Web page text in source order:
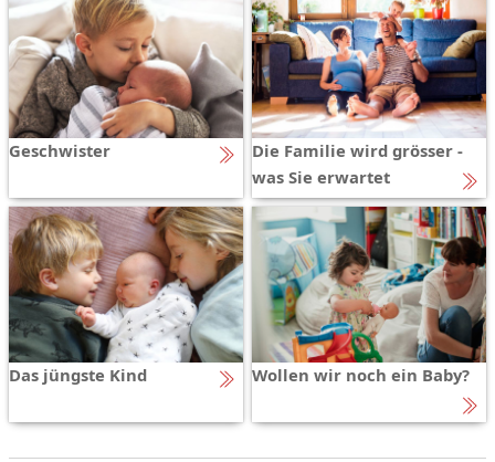
Geschwister
Die Familie wird grösser -
was Sie erwartet
Das jüngste Kind Wollen wir noch ein Baby?